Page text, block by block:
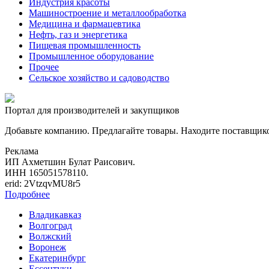
Машиностроение и металлообработка
Медицина и фармацевтика
Нефть, газ и энергетика
Пищевая промышленность
Промышленное оборудование
Прочее
Сельское хозяйство и садоводство
Портал для производителей и закупщиков
Добавьте компанию. Предлагайте товары. Находите
Реклама
ИП Ахметшин Булат Раисович.
ИНН 165051578110.
erid: 2VtzqvMU8r5
Подробнее
Владикавказ
Волгоград
Волжский
Воронеж
Екатеринбург